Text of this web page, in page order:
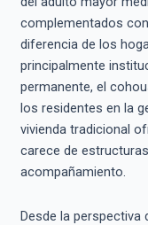
complementados
diferencia de los
principalmente
permanente, el
los residentes en la
vivienda tradicional
carece de
acompañamiento.
Desde la perspectiva